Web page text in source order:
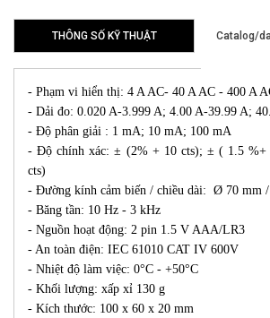
THÔNG SỐ KỸ THUẬT
Catalog/
- Phạm vi hiển thị: 4 A AC- 40 A AC - 400 A
- Dải đo: 0.020 A-3.999 A; 4.00 A-39.99 A;
- Độ phân giải : 1 mA; 10 mA; 100 mA
- Độ chính xác: ± (2% + 10 cts); ± ( 1.5
cts)
- Đường kính cảm biến / chiều dài: Ø 70 mm
- Băng tần: 10 Hz - 3 kHz
- Nguồn hoạt động: 2 pin 1.5 V AAA/LR3
- An toàn điện: IEC 61010 CAT IV 600V
- Nhiệt độ làm việc: 0°C - +50°C
- Khối lượng: xấp xỉ 130 g
- Kích thước: 100 x 60 x 20 mm